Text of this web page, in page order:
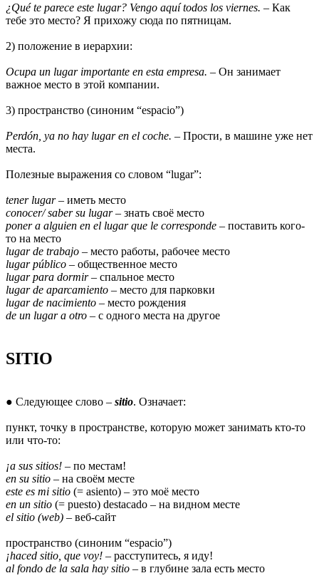
¿Qué te parece este lugar? Vengo aquí todos los viernes. – Как
тебе это место? Я прихожу сюда по пятницам.
2) положение в иерархии:
Ocupa un lugar importante en esta empresa. – Он занимает
важное место в этой компании.
3) пространство (синоним “espacio”)
Perdón, ya no hay lugar en el coche. – Прости, в машине уже нет
места.
Полезные выражения со словом “lugar”:
tener lugar– иметь место
conocer/ saber su lugar– знать своё место
poner a alguien en el lugar que le corresponde – поставить кого-
то на место
lugar de trabajo – место работы, рабочее место
lugar público – общественное место
lugar para dormir– спальное место
lugar de aparcamiento – место для парковки
lugar de nacimiento – место рождения
de un lugar a otro – с одного места на другое
SITIO
● Следующее слово – sitio. Означает:
пункт, точку в пространстве, которую может занимать кто-то
или что-то:
¡a sus sitios! – по местам!
en su sitio – на своём месте
este es mi sitio (= asiento) – это моё место
en un sitio (= puesto) destacado – на видном месте
el sitio (web) – веб-сайт
пространство (синоним “espacio”)
¡haced sitio, que voy! – расступитесь, я иду!
al fondo de la sala hay sitio – в глубине зала есть место